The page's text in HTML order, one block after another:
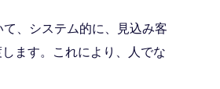
、システム的に、見込み客
ます。これにより、人でな